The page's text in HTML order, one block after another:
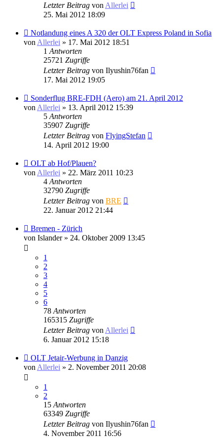
Letzter Beitrag von Allerlei
25. Mai 2012 18:09
Notlandung eines A 320 der OLT Express Poland in Sofia
von Allerlei » 17. Mai 2012 18:51
1 Antworten
25721 Zugriffe
Letzter Beitrag von Ilyushin76fan
17. Mai 2012 19:05
Sonderflug BRE-FDH (Aero) am 21. April 2012
von Allerlei » 13. April 2012 15:39
5 Antworten
35907 Zugriffe
Letzter Beitrag von FlyingStefan
14. April 2012 19:00
OLT ab Hof/Plauen?
von Allerlei » 22. März 2011 10:23
4 Antworten
32790 Zugriffe
Letzter Beitrag von BRE
22. Januar 2012 21:44
Bremen - Zürich
von Islander» 24. Oktober 2009 13:45
1
2
3
4
5
6
78 Antworten
165315 Zugriffe
Letzter Beitrag von Allerlei
6. Januar 2012 15:18
OLT Jetair-Werbung in Danzig
von Allerlei » 2. November 2011 20:08
1
2
15 Antworten
63349 Zugriffe
Letzter Beitrag von Ilyushin76fan
4. November 2011 16:56